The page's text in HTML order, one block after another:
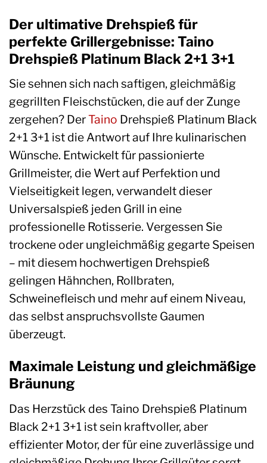
Der ultimative Drehspieß für
perfekte Grillergebnisse: Taino
Drehspieß Platinum Black 2+1 3+1
Sie sehnen sich nach saftigen, gleichmäßig
gegrillten Fleischstücken, die auf der Zunge
zergehen? DerTaino Drehspieß Platinum Black
2+1 3+1 ist die Antwort auf Ihre kulinarischen
Wünsche. Entwickelt für passionierte
Grillmeister, die Wert auf Perfektion und
Vielseitigkeit legen, verwandelt dieser
Universalspieß jeden Grill in eine
professionelle Rotisserie. Vergessen Sie
trockene oder ungleichmäßig gegarte Speisen
– mit diesem hochwertigen Drehspieß
gelingen Hähnchen, Rollbraten,
Schweinefleisch und mehr auf einem Niveau,
das selbst anspruchsvollste Gaumen
überzeugt.
Maximale Leistung und gleichmäßige
Bräunung
Das Herzstück des Taino Drehspieß Platinum
Black 2+1 3+1 ist sein kraftvoller, aber
effizienter Motor, der für eine zuverlässige und